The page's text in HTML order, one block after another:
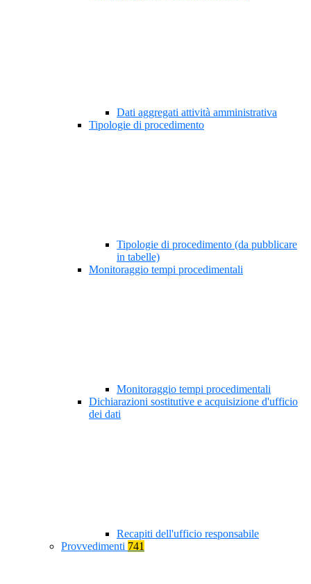
Dati aggregati attività amministrativa
Tipologie di procedimento
Tipologie di procedimento (da pubblicare
in tabelle)
Monitoraggio tempi procedimentali
Monitoraggio tempi procedimentali
Dichiarazioni sostitutive e acquisizione d'ufficio
dei dati
Recapiti dell'ufficio responsabile
Provvedimenti 741